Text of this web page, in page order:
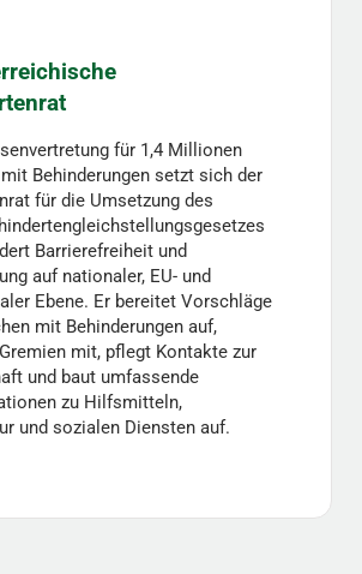
für 1,4 Millionen
Behinderungen setzt sich der
für die Umsetzung des
Barrierefreiheit und
auf nationaler, EU- und
Ebene. Er bereitet Vorschläge
mit Behinderungen auf,
mit, pflegt Kontakte zur
und baut umfassende
zu Hilfsmitteln,
und sozialen Diensten auf.